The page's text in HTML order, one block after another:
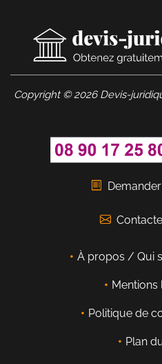
Copyright © 2026 Devis-
À propos / Qui
Mentions
Politique de
Plan